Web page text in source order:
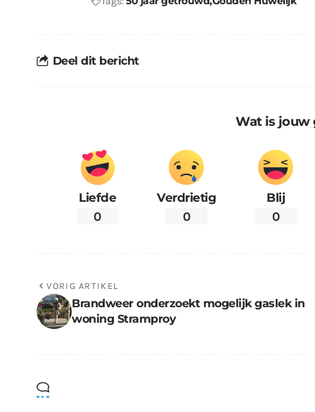
Deel dit bericht
Wat is jouw
Liefde
0
Verdrietig
0
Blij
0
VORIG ARTIKEL
Brandweer onderzoekt mogelijk gaslek in
woning Stramproy